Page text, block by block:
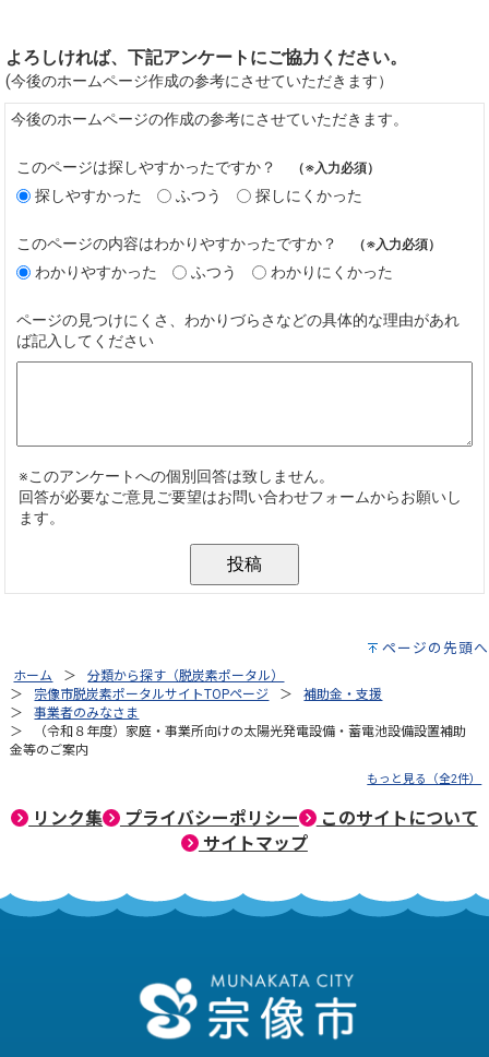
ページの先頭へ
ホーム
分類から探す（脱炭素ポータル）
宗像市脱炭素ポータルサイトTOPページ
補助金・支援
事業者のみなさま
（令和８年度）家庭・事業所向けの太陽光発電設備・蓄電池設備設置補助
金等のご案内
もっと見る（全2件）
リンク集 プライバシーポリシー
このサイトについて
サイトマップ